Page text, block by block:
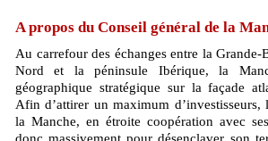
A propos du Conseil général de la
Au carrefour des échanges entre la Grande-Bretagne, l’Europe du
Nord et la péninsule Ibérique, la
géographique stratégique sur la façade
Afin d’attirer un maximum d’investisseurs,
la Manche, en étroite coopération avec
donc massivement pour désenclaver son